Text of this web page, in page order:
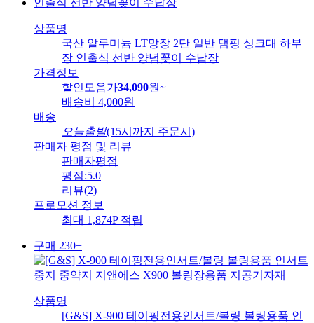
상품명
국산 알루미늄 LT망장 2단 일반 댐핑 싱크대 하부
장 인출식 선반 양념꽂이 수납장
가격정보
할인모음가34,090원~
배송비
4,000원
배송
오늘출발(15시까지 주문시)
판매자 평점 및 리뷰
판매자평점
평점:5.0
리뷰(2)
프로모션 정보
최대 1,874P 적립
구매 230+
상품명
[G&S] X-900 테이핑전용인서트/볼링 볼링용품 인